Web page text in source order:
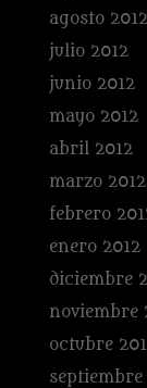
agosto 2012
julio 2012
junio 2012
mayo 2012
abril 2012
marzo 2012
febrero
enero 2012
diciembre
noviembre
octubre
septiembre